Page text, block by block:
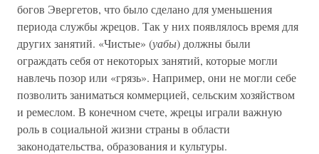
богов Эвергетов, что было сделано для уменьшения
периода службы жрецов. Так у них появлялось время для
других занятий. «Чистые» (уабы) должны были
ограждать себя от некоторых занятий, которые могли
навлечь позор или «грязь». Например, они не могли себе
позволить заниматься коммерцией, сельским хозяйством
и ремеслом. В конечном счете, жрецы играли важную
роль в социальной жизни страны в области
законодательства, образования и культуры.